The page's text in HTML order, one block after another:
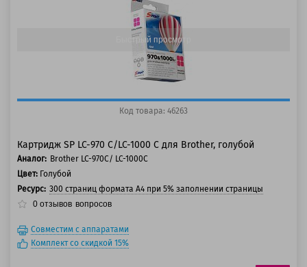
Быстрый просмотр
Код товара: 46263
Картридж SP LC-970 C/LC-1000 C для Brother, голубой
Аналог: Brother LC-970C/ LC-1000C
Цвет: Голубой
Ресурс: 300 страниц формата А4 при 5% заполнении страницы
0 отзывов вопросов
Совместим с аппаратами
Комплект со скидкой 15%